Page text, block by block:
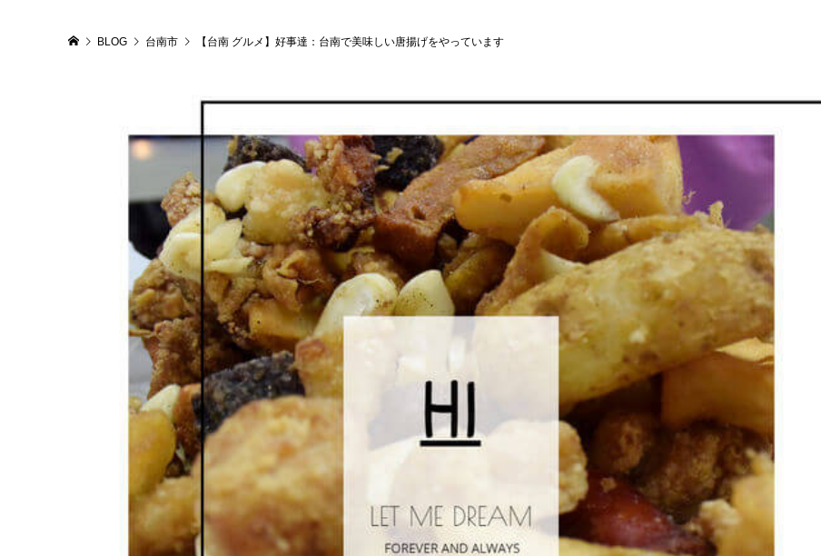
BLOG 台南市 【台南 グルメ】好事達：台南で美味しい唐揚げをやっています